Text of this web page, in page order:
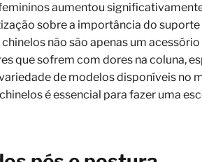
aumentou
sobre a importância do suporte
não são apenas um
que sofrem com dores na coluna,
de modelos disponíveis no
é essencial para fazer uma